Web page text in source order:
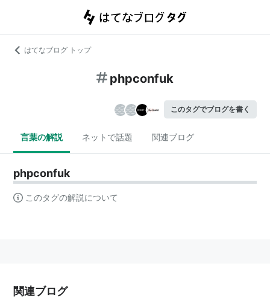
はてなブログ トップ
phpconfuk
このタグでブログを書く
言葉の解説 ネットで話題 関連ブログ
phpconfuk
このタグの解説について
関連ブログ